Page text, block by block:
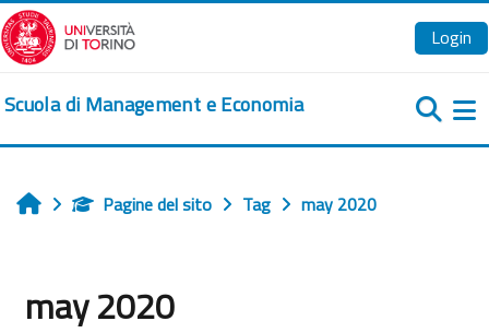
Vai al contenuto principale
Login
Scuola di Management e Economia
HomePagine del sito Tag may 2020
may 2020